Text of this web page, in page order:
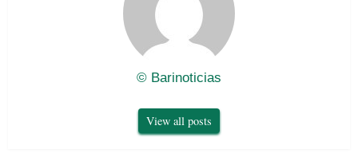
© Barinoticias
View all posts